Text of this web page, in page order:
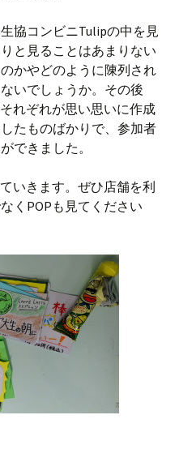
協コンビニTulipの中を見
と見ることはあまりない
かやどのように陳列され
いでしょうか。その後
れぞれが思い思いに作成
たものばかりで、参加者
できました。
いきます。ぜひ店舗を利
くPOPも見てください